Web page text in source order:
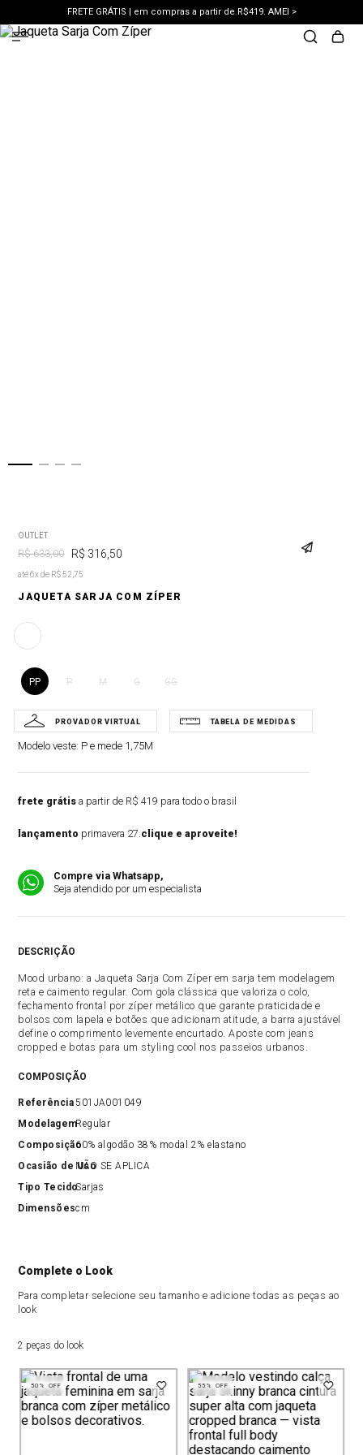
FRETE GRÁTIS | em compras a partir de R$419. AMEI >
PIX | 5% off no pix à vista. APROVEITAR >
OUTLET
R$ 633,00 R$ 316 50
até 6x de R$ 52,75
JAQUETA SARJA COM ZÍPER
PP P M G GG
Modelo veste: P e mede 1,75M
frete grátis a partir de R$ 419 para todo o brasil
lançamento primavera 27.clique e aproveite!
Compre via Whatsapp,
Seja atendido por um especialista
DESCRIÇÃO
Mood urbano: a Jaqueta Sarja Com Zíper em sarja tem modelagem
reta e caimento regular. Com gola clássica que valoriza o colo,
fechamento frontal por zíper metálico que garante praticidade e
bolsos com lapela e botões que adicionam atitude, a barra ajustável
define o comprimento levemente encurtado. Aposte com jeans
cropped e botas para um styling cool nos passeios urbanos.
COMPOSIÇÃO
Referência501JA001049
ModelagemRegular
Composição60% algodão 38% modal 2% elastano
Ocasião de UsoNÃO SE APLICA
Tipo TecidoSarjas
Dimensõescm
Complete o Look
Para completar selecione seu tamanho e adicione todas as peças ao
look
2 peças do look
50% OFF 55% OFF